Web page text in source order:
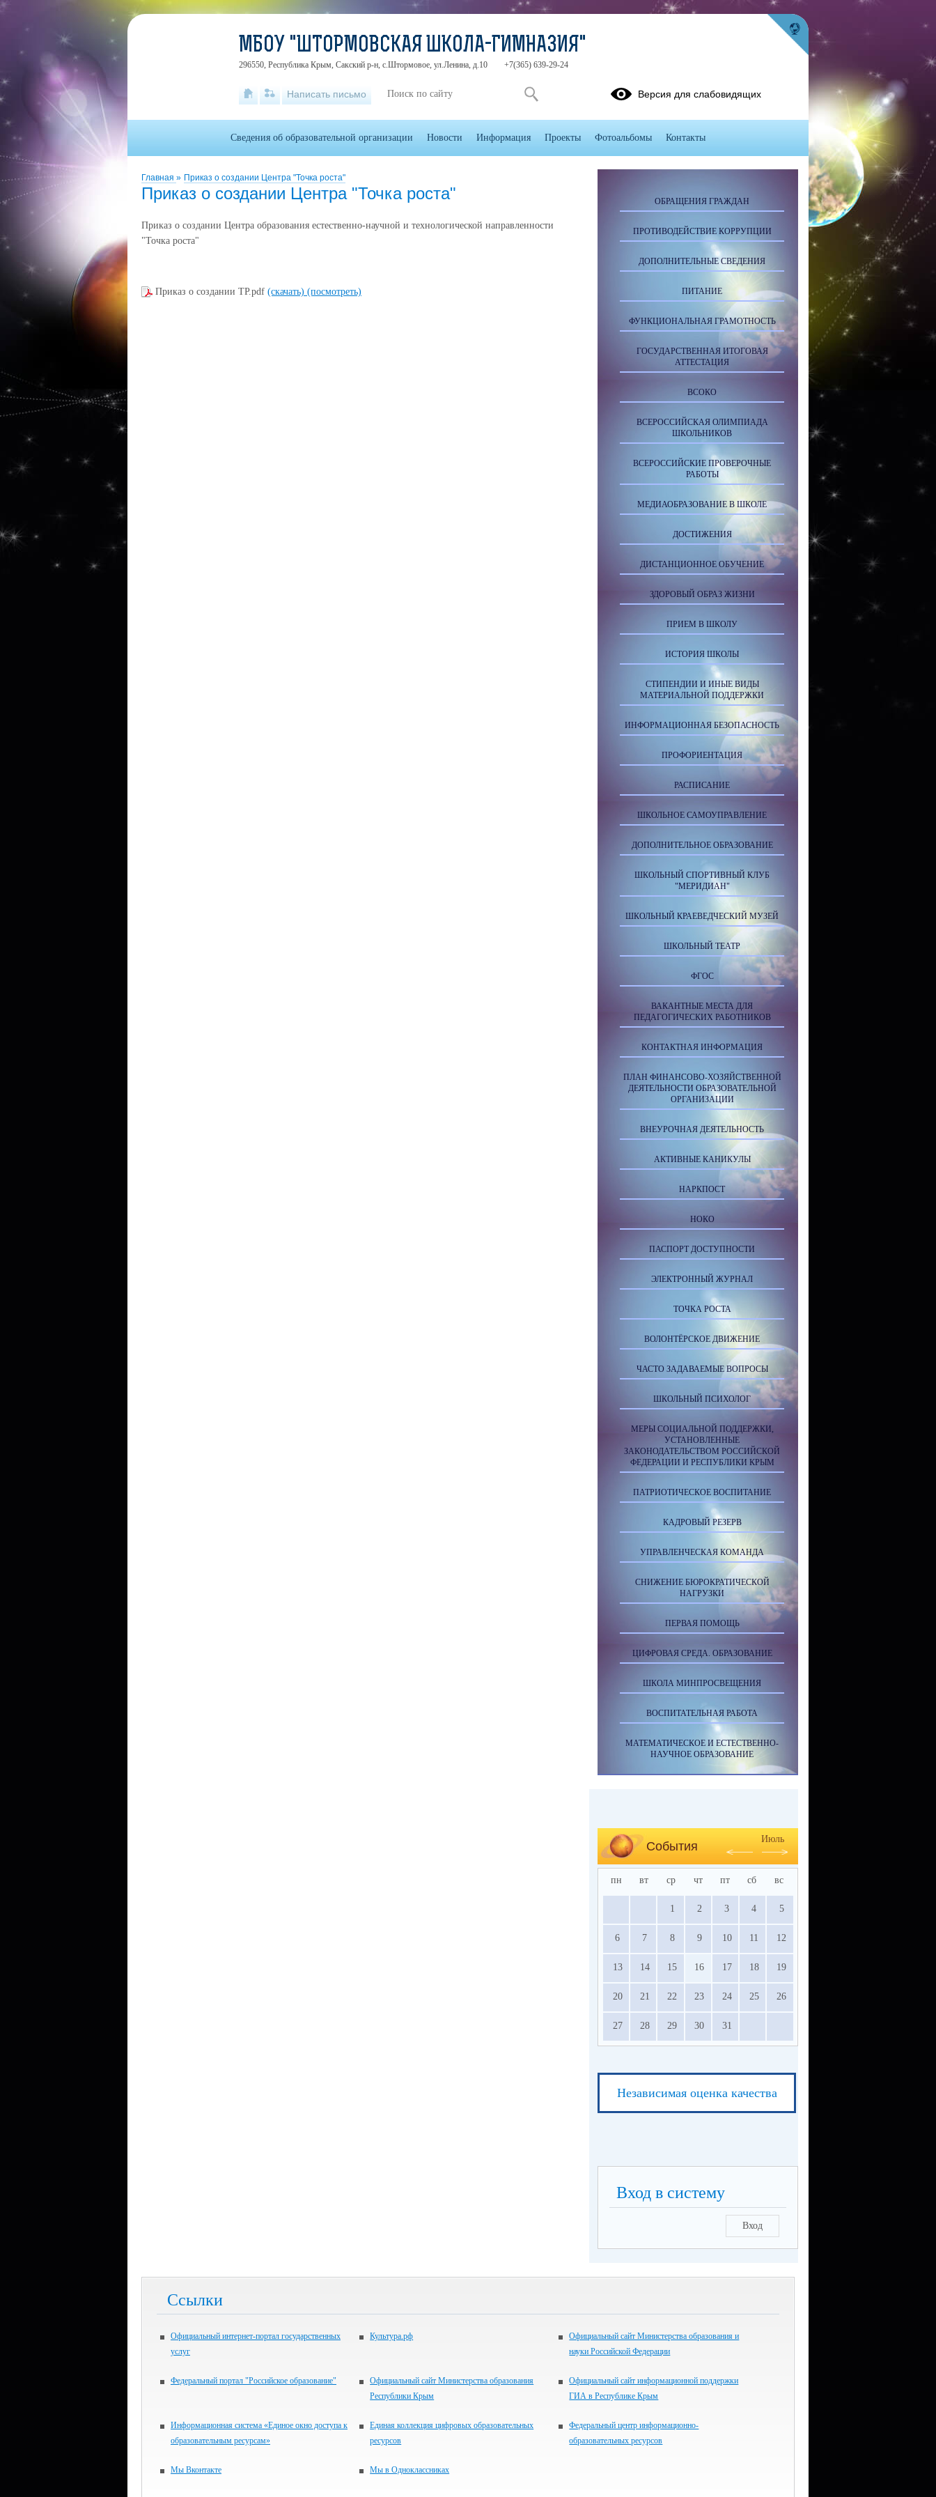
Главная » Приказ о создании Центра "Точка роста"
Приказ о создании Центра "Точка роста"
Приказ о создании Центра образования естественно-научной и технологической направленности
"Точка роста"
Приказ о создании ТР.pdf (скачать) (посмотреть)
ОБРАЩЕНИЯ ГРАЖДАН
ПРОТИВОДЕЙСТВИЕ КОРРУПЦИИ
ДОПОЛНИТЕЛЬНЫЕ СВЕДЕНИЯ
ПИТАНИЕ
ФУНКЦИОНАЛЬНАЯ ГРАМОТНОСТЬ
ГОСУДАРСТВЕННАЯ ИТОГОВАЯ
АТТЕСТАЦИЯ
ВСОКО
ВСЕРОССИЙСКАЯ ОЛИМПИАДА
ШКОЛЬНИКОВ
ВСЕРОССИЙСКИЕ ПРОВЕРОЧНЫЕ
РАБОТЫ
МЕДИАОБРАЗОВАНИЕ В ШКОЛЕ
ДОСТИЖЕНИЯ
ДИСТАНЦИОННОЕ ОБУЧЕНИЕ
ЗДОРОВЫЙ ОБРАЗ ЖИЗНИ
ПРИЕМ В ШКОЛУ
ИСТОРИЯ ШКОЛЫ
СТИПЕНДИИ И ИНЫЕ ВИДЫ
МАТЕРИАЛЬНОЙ ПОДДЕРЖКИ
ИНФОРМАЦИОННАЯ БЕЗОПАСНОСТЬ
ПРОФОРИЕНТАЦИЯ
РАСПИСАНИЕ
ШКОЛЬНОЕ САМОУПРАВЛЕНИЕ
ДОПОЛНИТЕЛЬНОЕ ОБРАЗОВАНИЕ
ШКОЛЬНЫЙ СПОРТИВНЫЙ КЛУБ
"МЕРИДИАН"
ШКОЛЬНЫЙ КРАЕВЕДЧЕСКИЙ МУЗЕЙ
ШКОЛЬНЫЙ ТЕАТР
ФГОС
ВАКАНТНЫЕ МЕСТА ДЛЯ
ПЕДАГОГИЧЕСКИХ РАБОТНИКОВ
КОНТАКТНАЯ ИНФОРМАЦИЯ
ПЛАН ФИНАНСОВО-ХОЗЯЙСТВЕННОЙ
ДЕЯТЕЛЬНОСТИ ОБРАЗОВАТЕЛЬНОЙ
ОРГАНИЗАЦИИ
ВНЕУРОЧНАЯ ДЕЯТЕЛЬНОСТЬ
АКТИВНЫЕ КАНИКУЛЫ
НАРКПОСТ
НОКО
ПАСПОРТ ДОСТУПНОСТИ
ЭЛЕКТРОННЫЙ ЖУРНАЛ
ТОЧКА РОСТА
ВОЛОНТЁРСКОЕ ДВИЖЕНИЕ
ЧАСТО ЗАДАВАЕМЫЕ ВОПРОСЫ
ШКОЛЬНЫЙ ПСИХОЛОГ
МЕРЫ СОЦИАЛЬНОЙ ПОДДЕРЖКИ,
УСТАНОВЛЕННЫЕ
ЗАКОНОДАТЕЛЬСТВОМ РОССИЙСКОЙ
ФЕДЕРАЦИИ И РЕСПУБЛИКИ КРЫМ
ПАТРИОТИЧЕСКОЕ ВОСПИТАНИЕ
КАДРОВЫЙ РЕЗЕРВ
УПРАВЛЕНЧЕСКАЯ КОМАНДА
СНИЖЕНИЕ БЮРОКРАТИЧЕСКОЙ
НАГРУЗКИ
ПЕРВАЯ ПОМОЩЬ
ЦИФРОВАЯ СРЕДА. ОБРАЗОВАНИЕ
ШКОЛА МИНПРОСВЕЩЕНИЯ
ВОСПИТАТЕЛЬНАЯ РАБОТА
МАТЕМАТИЧЕСКОЕ И ЕСТЕСТВЕННО-
НАУЧНОЕ ОБРАЗОВАНИЕ
События
Июль
пн вт ср чт пт сб вс
1 2 3 4 5
6 7 8 9 10 11 12
13 14 15 16 17 18 19
20 21 22 23 24 25 26
27 28 29 30 31
Независимая оценка качества
Вход в систему
Вход
Ссылки
Официальный интернет-портал государственных
услуг
Культура.рф
Официальный сайт Министерства образования и
науки Российской Федерации
Федеральный портал "Российское образование"
Официальный сайт Министерства образования
Республики Крым
Официальный сайт информационной поддержки
ГИА в Республике Крым
Информационная система «Единое окно доступа к
образовательным ресурсам»
Единая коллекция цифровых образовательных
ресурсов
Федеральный центр информационно-
образовательных ресурсов
Мы Вконтакте Мы в Одноклассниках
МБОУ "ШТОРМОВСКАЯ ШКОЛА-ГИМНАЗИЯ"
296550, Республика Крым, Сакский р-н, с.Штормовое, ул.Ленина, д.10 +7(365) 639-29-24
Написать письмо Версия для слабовидящих
Сведения об образовательной организации Новости Информация Проекты Фотоальбомы Контакты